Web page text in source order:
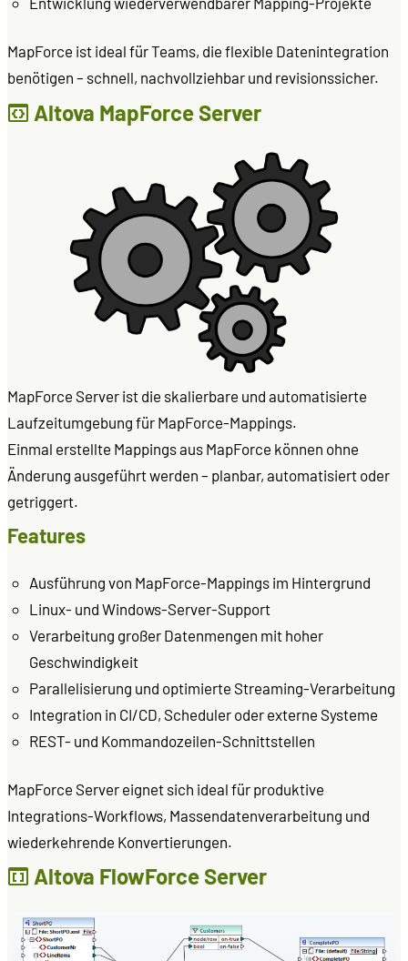
MapForce ist ideal für Teams, die flexible Datenintegration
benötigen – schnell, nachvollziehbar und revisionssicher.
Altova MapForce Server
MapForce Server ist die skalierbare und automatisierte
Laufzeitumgebung für MapForce-Mappings.
Einmal erstellte Mappings aus MapForce können ohne
Änderung ausgeführt werden – planbar, automatisiert oder
getriggert.
Features
Ausführung von MapForce-Mappings im Hintergrund
Linux- und Windows-Server-Support
Verarbeitung großer Datenmengen mit hoher
Geschwindigkeit
Parallelisierung und optimierte Streaming-Verarbeitung
Integration in CI/CD, Scheduler oder externe Systeme
REST- und Kommandozeilen-Schnittstellen
MapForce Server eignet sich ideal für produktive
Integrations-Workflows, Massendatenverarbeitung und
wiederkehrende Konvertierungen.
Altova FlowForce Server